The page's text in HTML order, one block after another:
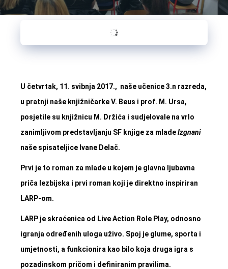
U četvrtak, 11. svibnja 2017., naše učenice 3.n razreda,
u pratnji naše knjižničarke V. Beus i prof. M. Ursa,
posjetile su knjižnicu M. Držića i sudjelovale na vrlo
zanimljivom predstavljanju SF knjige za mladeIzgnani
naše spisateljice Ivane Delač.
Prvi je to roman za mlade u kojem je glavna ljubavna
priča lezbijska i prvi roman koji je direktno inspiriran
LARP-om.
LARP je skraćenica od Live Action Role Play, odnosno
igranja određenih uloga uživo. Spoj je glume, sporta i
umjetnosti, a funkcionira kao bilo koja druga igra s
pozadinskom pričom i definiranim pravilima.